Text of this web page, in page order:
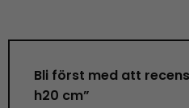
Bli först med att
h20 cm”